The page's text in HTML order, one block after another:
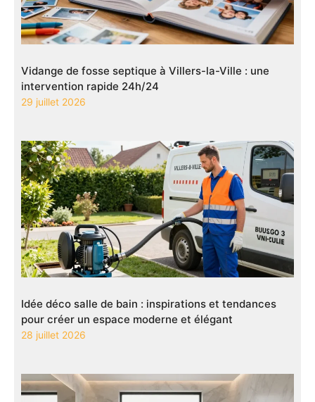
Vidange de fosse septique à Villers-la-Ville : une
intervention rapide 24h/24
29 juillet 2026
Idée déco salle de bain : inspirations et tendances
pour créer un espace moderne et élégant
28 juillet 2026